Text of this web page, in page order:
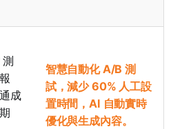
成
智慧自動化 A/B 測
試，減少 60% 人工設
置時間，AI 自動實時
優化與生成內容。